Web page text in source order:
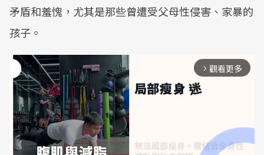
矛盾和羞愧，尤其是那些曾遭受父母性侵害、家暴的
孩子。
arrow_forward_ios 觀看更多